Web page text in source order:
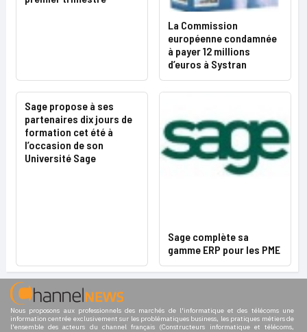
La Commission
européenne condamnée
à payer 12 millions
d’euros à Systran
Sage propose à ses
partenaires dix jours de
formation cet été à
l’occasion de son
Université Sage
Sage complète sa
gamme ERP pour les PME
Nous proposons aux professionnels des marchés de l'informatique et des télécoms une
information centrée exclusivement sur les problématiques business, les pratiques métiers de
l'ensemble des acteurs du channel français (Constructeurs informatique et télécoms,